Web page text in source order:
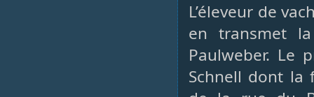
L’éleveur de
en transmet
Paulweber. Le
Schnell dont la